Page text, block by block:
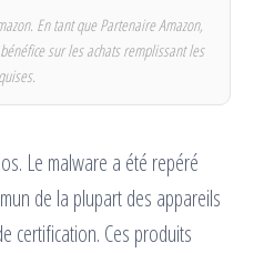
En tant que Partenaire Amazon,
sur les achats remplissant les
Le malware a été repéré
de la plupart des appareils
certification. Ces produits